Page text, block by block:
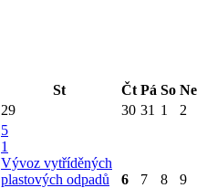
St Čt Pá So Ne
29 30 31 1 2
5
1
Vývoz vytříděných
plastových odpadů
6 7 8 9